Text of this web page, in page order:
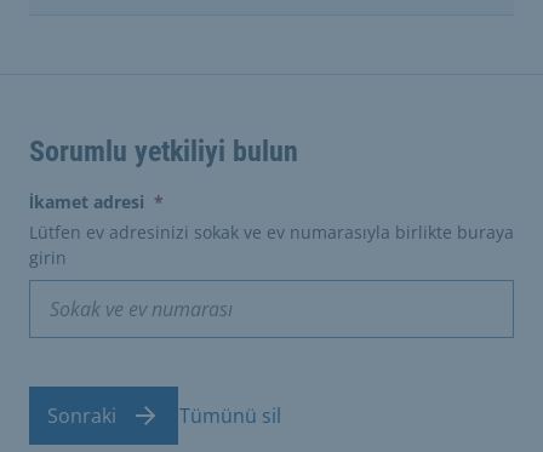
Sorumlu yetkiliyi bulun
İkamet adresi *
Lütfen ev adresinizi sokak ve ev numarasıyla birlikte buraya
girin
Sonraki Tümünü sil